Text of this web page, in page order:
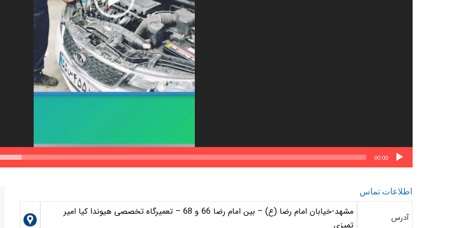
00:00
اطلاعات تماس
آدرس
مشهد-خیابان امام رضا (ع) – بین امام رضا 66 و 68 – تعمیرگاه تخصصی هیوندا کیا امیر
تمیزی